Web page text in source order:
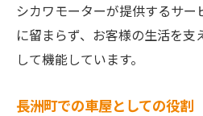
シカワモーターが提供するサ
に留まらず、お客様の生活を支
して機能しています。
長洲町での車屋としての役割